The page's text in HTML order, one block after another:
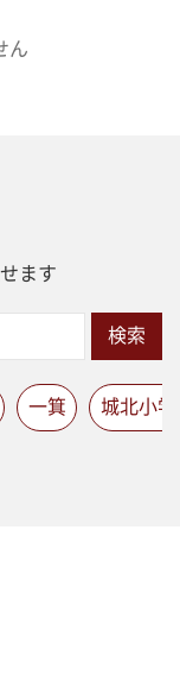
ん
ます
検索
一箕 城北小